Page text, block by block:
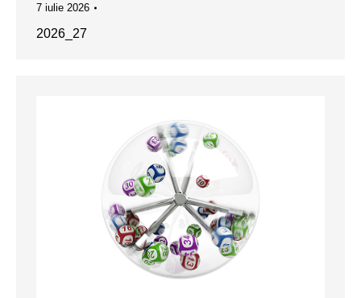
7 iulie 2026
2026_27